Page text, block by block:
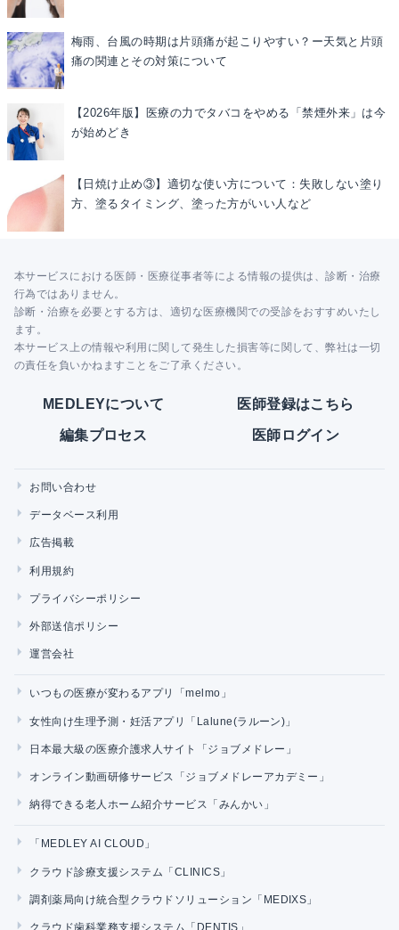
梅雨、台風の時期は片頭痛が起こりやすい？ー天気と片頭
痛の関連とその対策について
【2026年版】医療の力でタバコをやめる「禁煙外来」は今
が始めどき
【日焼け止め③】適切な使い方について：失敗しない塗り
方、塗るタイミング、塗った方がいい人など
本サービスにおける医師・医療従事者等による情報の提供は、診断・治療
行為ではありません。
診断・治療を必要とする方は、適切な医療機関での受診をおすすめいたし
ます。
本サービス上の情報や利用に関して発生した損害等に関して、弊社は一切
の責任を負いかねますことをご了承ください。
MEDLEYについて 医師登録はこちら
編集プロセス 医師ログイン
お問い合わせ
データベース利用
広告掲載
利用規約
プライバシーポリシー
外部送信ポリシー
運営会社
いつもの医療が変わるアプリ「melmo」
女性向け生理予測・妊活アプリ「Lalune(ラルーン)」
日本最大級の医療介護求人サイト「ジョブメドレー」
オンライン動画研修サービス「ジョブメドレーアカデミー」
納得できる老人ホーム紹介サービス「みんかい」
「MEDLEY AI CLOUD」
クラウド診療支援システム「CLINICS」
調剤薬局向け統合型クラウドソリューション「MEDIXS」
クラウド歯科業務支援システム「DENTIS」